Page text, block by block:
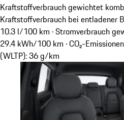
Kraftstoffverbrauch gewichtet
Kraftstoffverbrauch bei entladener
10.3 l/100 km · Stromverbrauch
29.4 kWh/100 km · CO₂-
(WLTP): 36 g/km